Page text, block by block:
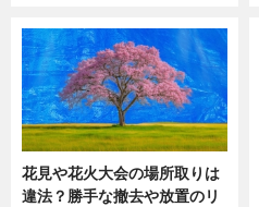
花見や花火大会の場所取りは
違法？勝手な撤去や放置のリ